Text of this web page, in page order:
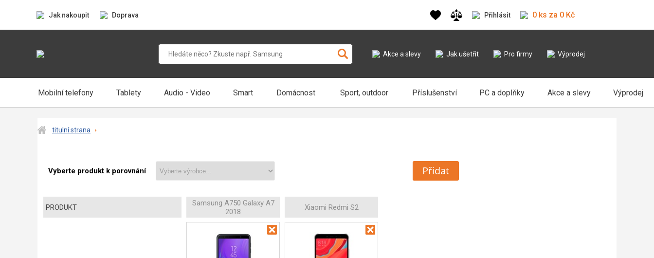
Jak nakoupit Doprava Přihlásit 0 ks za 0 Kč
Akce a slevy Jak ušetřit Pro firmy Výprodej
Mobilní telefony Tablety Audio - Video Smart Domácnost Sport, outdoor Příslušenství PC a doplňky Akce a slevy Výprodej
titulní strana
Vyberte produkt k porovnání Přidat
PRODUKT
Samsung A750 Galaxy A7
2018
Xiaomi Redmi S2